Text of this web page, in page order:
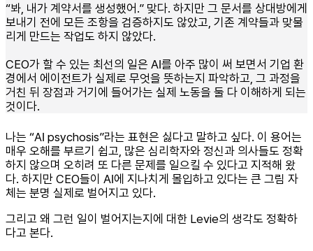
“봐, 내가 계약서를 생성했어.” 맞다. 하지만 그 문서를 상대방에게
보내기 전에 모든 조항을 검증하지도 않았고, 기존 계약들과 맞물
리게 만드는 작업도 하지 않았다.
CEO가 할 수 있는 최선의 일은 AI를 아주 많이 써 보면서 기업 환
경에서 에이전트가 실제로 무엇을 뜻하는지 파악하고, 그 과정을
거친 뒤 장점과 거기에 들어가는 실제 노동을 둘 다 이해하게 되는
것이다.
나는 “AI psychosis”라는 표현은 싫다고 말하고 싶다. 이 용어는
매우 오해를 부르기 쉽고, 많은 심리학자와 정신과 의사들도 정확
하지 않으며 오히려 또 다른 문제를 일으킬 수 있다고 지적해 왔
다. 하지만 CEO들이 AI에 지나치게 몰입하고 있다는 큰 그림 자
체는 분명 실제로 벌어지고 있다.
그리고 왜 그런 일이 벌어지는지에 대한 Levie의 생각도 정확하
다고 본다.